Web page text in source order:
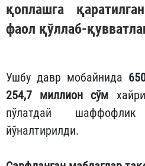
қоплашга
фаол қўллаб-
Ушбу давр мобайнида
254,7 миллион сўм
пўлатдай
йўналтирилди.